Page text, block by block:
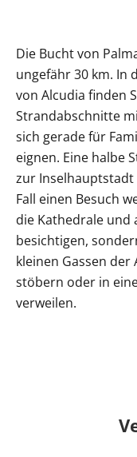
Die Bucht von
ungefähr 30 km. In
von Alcudia finden
Strandabschnitte
sich gerade für
eignen. Eine halbe
zur Inselhauptstadt
Fall einen Besuch
die Kathedrale und
besichtigen,
kleinen Gassen
stöbern oder in
verweilen.